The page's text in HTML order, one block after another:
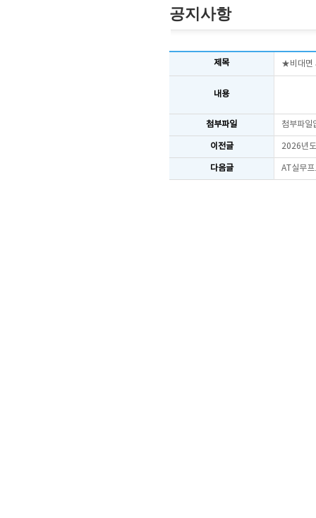
공지사항
제목 ★비대면
내용
첨부파일 첨부파일
이전글 2026년
다음글 AT실무